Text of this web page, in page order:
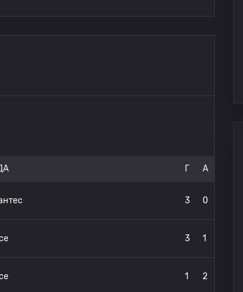
Г A
3 0
3 1
1 2